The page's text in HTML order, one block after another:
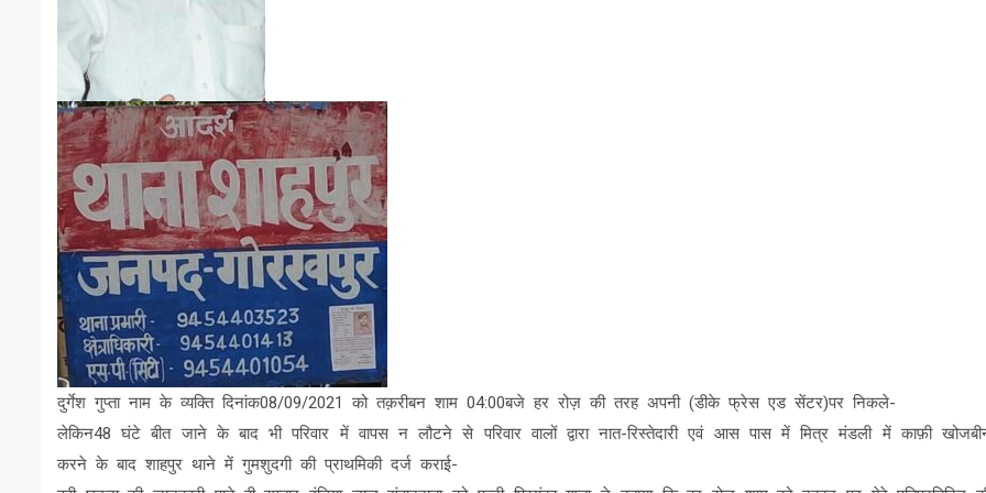
दुर्गेश गुप्ता नाम के व्यक्ति दिनांक08/09/2021 को तक़रीबन शाम 04:00बजे हर रोज़ की तरह अपनी (डीके फ्रेस एड सेंटर)पर निकले-
लेकिन48 घंटे बीत जाने के बाद भी परिवार में वापस न लौटने से परिवार वालों द्वारा नात-रिस्तेदारी एवं आस पास में मित्र मंडली में काफ़ी
करने के बाद शाहपुर थाने में गुमशुदगी की प्राथमिकी दर्ज कराई-